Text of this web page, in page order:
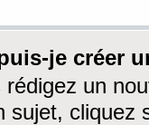
je créer
rédigez un
sujet, cliquez